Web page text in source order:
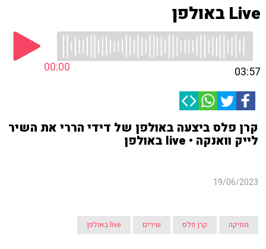
Live באולפן
00:00 03:57
קרן פלס ביצעה באולפן של דידי הררי את השיר
לייק וואנקה • live באולפן
19/06/2023
מוזיקה קרן פלס שירים live באולפן